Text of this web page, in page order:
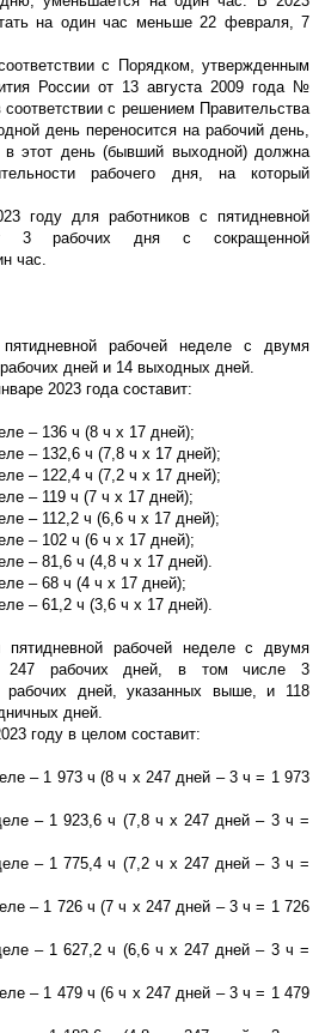
на один час меньше 22 февраля, 7
с Порядком, утвержденным
России от 13 августа 2009 года №
с решением Правительства
день переносится на рабочий день,
в этот день (бывший выходной) должна
рабочего дня, на который
году для работников с пятидневной
3 рабочих дня с сокращенной
час.
рабочей неделе с двумя
дней и 14 выходных дней.
2023 года составит:
– 136 ч (8 ч x 17 дней);
– 132,6 ч (7,8 ч x 17 дней);
– 122,4 ч (7,2 ч х 17 дней);
– 119 ч (7 ч х 17 дней);
– 112,2 ч (6,6 ч x 17 дней);
– 102 ч (6 ч x 17 дней);
– 81,6 ч (4,8 ч х 17 дней).
– 68 ч (4 ч x 17 дней);
– 61,2 ч (3,6 ч x 17 дней).
рабочей неделе с двумя
247 рабочих дней, в том числе 3
дней, указанных выше, и 118
дней.
году в целом составит:
– 1 973 ч (8 ч x 247 дней – 3 ч = 1 973
– 1 923,6 ч (7,8 ч x 247 дней – 3 ч =
– 1 775,4 ч (7,2 ч x 247 дней – 3 ч =
– 1 726 ч (7 ч х 247 дней – 3 ч = 1 726
– 1 627,2 ч (6,6 ч x 247 дней – 3 ч =
– 1 479 ч (6 ч x 247 дней – 3 ч = 1 479